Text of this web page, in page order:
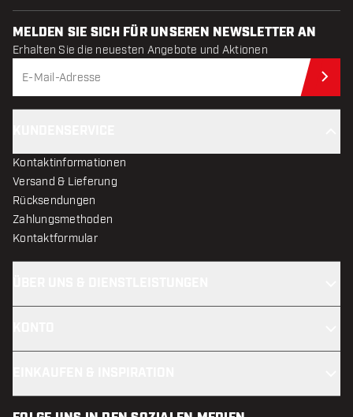
MELDEN SIE SICH FÜR UNSEREN NEWSLETTER AN
Erhalten Sie die neuesten Angebote und Aktionen
Kontaktinformationen
Versand & Lieferung
Rücksendungen
Zahlungsmethoden
Kontaktformular